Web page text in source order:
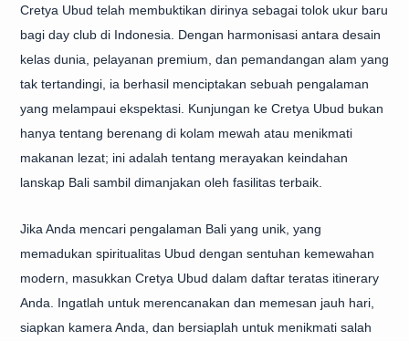
Cretya Ubud telah membuktikan dirinya sebagai tolok ukur baru
bagi day club di Indonesia. Dengan harmonisasi antara desain
kelas dunia, pelayanan premium, dan pemandangan alam yang
tak tertandingi, ia berhasil menciptakan sebuah pengalaman
yang melampaui ekspektasi. Kunjungan ke Cretya Ubud bukan
hanya tentang berenang di kolam mewah atau menikmati
makanan lezat; ini adalah tentang merayakan keindahan
lanskap Bali sambil dimanjakan oleh fasilitas terbaik.
Jika Anda mencari pengalaman Bali yang unik, yang
memadukan spiritualitas Ubud dengan sentuhan kemewahan
modern, masukkan Cretya Ubud dalam daftar teratas itinerary
Anda. Ingatlah untuk merencanakan dan memesan jauh hari,
siapkan kamera Anda, dan bersiaplah untuk menikmati salah